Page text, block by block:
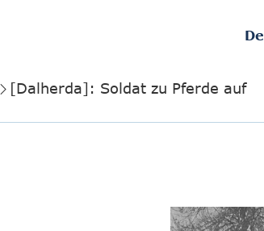
[Dalherda]: Soldat zu Pferde auf